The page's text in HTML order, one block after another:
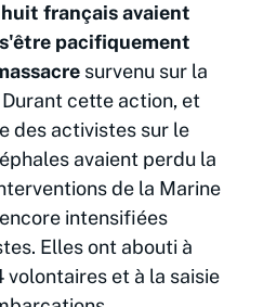
français avaient
pacifiquement
survenu sur la
cette action, et
des activistes sur le
avaient perdu la
de la Marine
intensifiées
Elles ont abouti à
volontaires et à la saisie